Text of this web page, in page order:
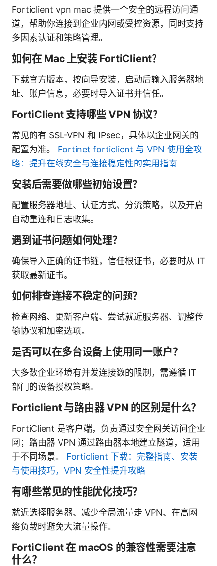
Forticlient vpn mac 提供一个安全的远程访问通
道，帮助你连接到企业内网或受控资源，同时支持
多因素认证和策略管理。
如何在 Mac 上安装 FortiClient？
下载官方版本，按向导安装，启动后输入服务器地
址、账户信息，必要时导入证书并信任。
FortiClient 支持哪些 VPN 协议？
常见的有 SSL-VPN 和 IPsec，具体以企业网关的
配置为准。 Fortinet forticlient 与 VPN 使用全攻
略：提升在线安全与连接稳定性的实用指南
安装后需要做哪些初始设置？
配置服务器地址、认证方式、分流策略，以及开启
自动重连和日志收集。
遇到证书问题如何处理？
确保导入正确的证书链，信任根证书，必要时从 IT
获取最新证书。
如何排查连接不稳定的问题？
检查网络、更新客户端、尝试就近服务器、调整传
输协议和加密选项。
是否可以在多台设备上使用同一账户？
大多数企业环境有并发连接数的限制，需遵循 IT
部门的设备授权策略。
Forticlient 与路由器 VPN 的区别是什么？
FortiClient 是客户端，负责通过安全网关访问企业
网；路由器 VPN 通过路由器本地建立隧道，适用
于不同场景。 Forticlient 下载：完整指南、安装
与使用技巧，VPN 安全性提升攻略
有哪些常见的性能优化技巧？
就近选择服务器、减少全局流量走 VPN、在高网
络负载时避免大流量操作。
FortiClient 在 macOS 的兼容性需要注意
什么？